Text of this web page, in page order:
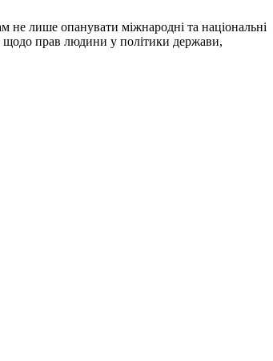
лише опанувати міжнародні та національні
щодо прав людини у політики держави,